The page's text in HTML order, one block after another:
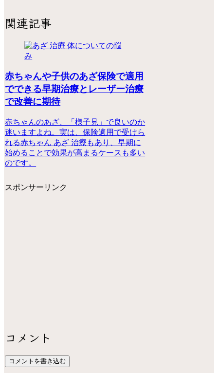
関連記事
体についての悩
み
赤ちゃんや子供のあざ保険で適用
でできる早期治療とレーザー治療
で改善に期待
赤ちゃんのあざ、「様子見」で良いのか
迷いますよね。実は、保険適用で受けら
れる赤ちゃん あざ 治療もあり、早期に
始めることで効果が高まるケースも多い
のです。
スポンサーリンク
コメント
コメントを書き込む